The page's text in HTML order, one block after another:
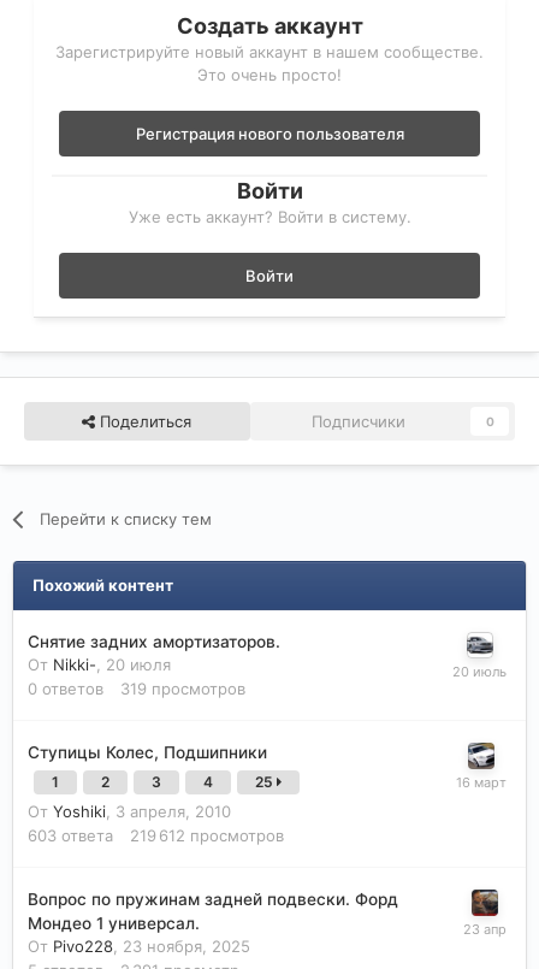
Создать аккаунт
Зарегистрируйте новый аккаунт в нашем сообществе.
Это очень просто!
Регистрация нового пользователя
Войти
Уже есть аккаунт? Войти в систему.
Войти
Поделиться Подписчики 0
Перейти к списку тем
Похожий контент
Снятие задних амортизаторов.
От Nikki-
20 июля
0 ответов 319 просмотров
Ступицы Колес, Подшипники
1 2 3 4 25
От Yoshiki 3 апреля, 2010
603 ответа 219 612 просмотров
Вопрос по пружинам задней подвески. Форд
Мондео 1 универсал.
От Pivo228 23 ноября, 2025